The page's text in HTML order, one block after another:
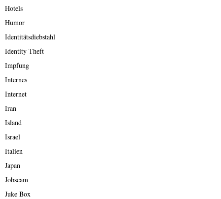
Hotels
Humor
Identitätsdiebstahl
Identity Theft
Impfung
Internes
Internet
Iran
Island
Israel
Italien
Japan
Jobscam
Juke Box